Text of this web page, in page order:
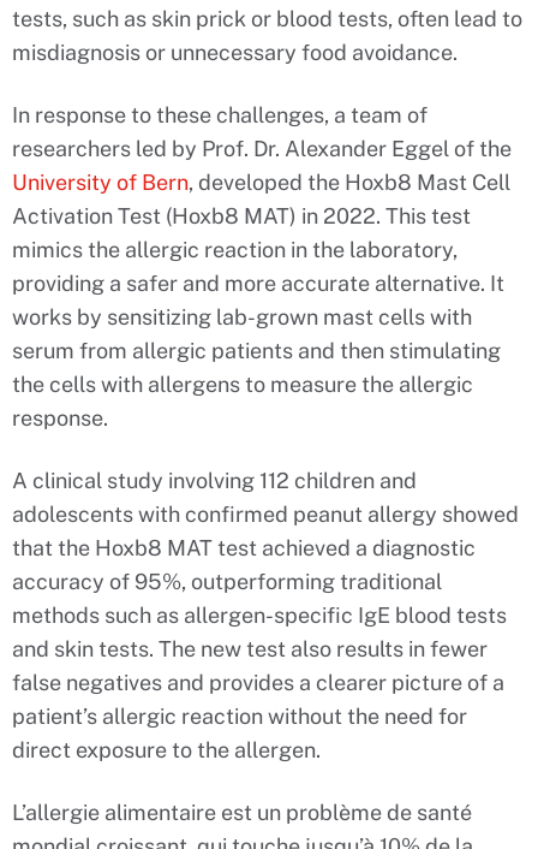
tests, such as skin prick or blood tests, often lead to
misdiagnosis or unnecessary food avoidance.
In response to these challenges, a team of
researchers led by Prof. Dr. Alexander Eggel of the
University of Bern, developed the Hoxb8 Mast Cell
Activation Test (Hoxb8 MAT) in 2022. This test
mimics the allergic reaction in the laboratory,
providing a safer and more accurate alternative. It
works by sensitizing lab-grown mast cells with
serum from allergic patients and then stimulating
the cells with allergens to measure the allergic
response.
A clinical study involving 112 children and
adolescents with confirmed peanut allergy showed
that the Hoxb8 MAT test achieved a diagnostic
accuracy of 95%, outperforming traditional
methods such as allergen-specific IgE blood tests
and skin tests. The new test also results in fewer
false negatives and provides a clearer picture of a
patient’s allergic reaction without the need for
direct exposure to the allergen.
L’allergie alimentaire est un problème de santé